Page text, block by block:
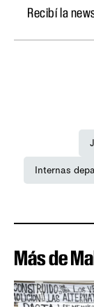
Recibí la
Internas
Más de